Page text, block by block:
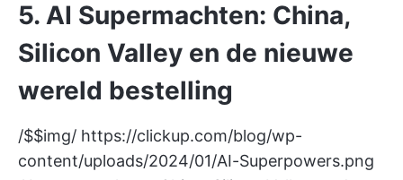
5. AI Supermachten: China,
Silicon Valley en de nieuwe
wereld bestelling
/$$img/ https://clickup.com/blog/wp-
content/uploads/2024/01/AI-Superpowers.png